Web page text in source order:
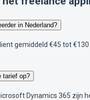
in Nederland?
gemiddeld €45 tot
tarief op?
Dynamics 365